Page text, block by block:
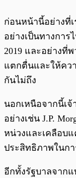
ก่อนหน้านี้อย่างที่เ
อย่างเป็นทางการ
2019 และอย่างที่
แตกตื่นและให้คว
กันไม่ถึง
นอกเหนือจากนี้เ
อย่างเช่น J.P.
หน่วงและเคลือบ
ประสิทธิภาพในก
อีกทั้งรัฐบาลจาก